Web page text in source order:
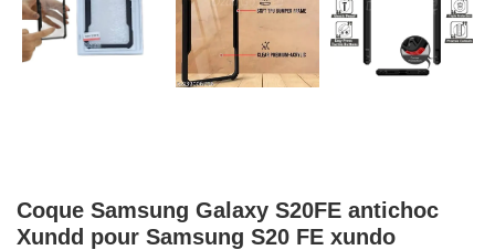
Coque Samsung Galaxy S20FE antichoc
Xundd pour Samsung S20 FE xundo